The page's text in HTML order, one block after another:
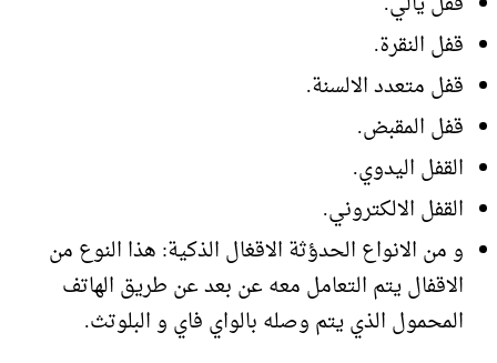
قفل النقرة.
قفل متعدد الالسنة.
قفل المقبض.
القفل اليدوي.
القفل الالكتروني.
و من الانواع الحدؤثة الاقغال الذكية: هذا النوع من
الاقفال يتم التعامل معه عن بعد عن طريق الهاتف
المحمول الذي يتم وصله بالواي فاي و البلوتث.